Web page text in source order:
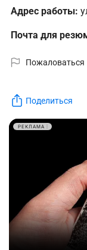
Адрес работы:
Почта для
Пожаловаться
Поделиться
РЕКЛАМА